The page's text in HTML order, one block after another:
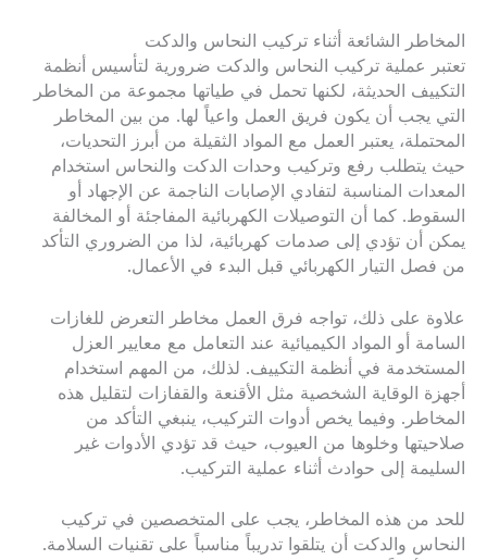
المخاطر الشائعة أثناء تركيب النحاس والدكت
تعتبر عملية تركيب النحاس والدكت ضرورية لتأسيس أنظمة
التكييف الحديثة، لكنها تحمل في طياتها مجموعة من المخاطر
التي يجب أن يكون فريق العمل واعياً لها. من بين المخاطر
المحتملة، يعتبر العمل مع المواد الثقيلة من أبرز التحديات،
حيث يتطلب رفع وتركيب وحدات الدكت والنحاس استخدام
المعدات المناسبة لتفادي الإصابات الناجمة عن الإجهاد أو
السقوط. كما أن التوصيلات الكهربائية المفاجئة أو المخالفة
يمكن أن تؤدي إلى صدمات كهربائية، لذا من الضروري التأكد
من فصل التيار الكهربائي قبل البدء في الأعمال.
علاوة على ذلك، تواجه فرق العمل مخاطر التعرض للغازات
السامة أو المواد الكيميائية عند التعامل مع معايير العزل
المستخدمة في أنظمة التكييف. لذلك، من المهم استخدام
أجهزة الوقاية الشخصية مثل الأقنعة والقفازات لتقليل هذه
المخاطر. وفيما يخص أدوات التركيب، ينبغي التأكد من
صلاحيتها وخلوها من العيوب، حيث قد تؤدي الأدوات غير
السليمة إلى حوادث أثناء عملية التركيب.
للحد من هذه المخاطر، يجب على المتخصصين في تركيب
النحاس والدكت أن يتلقوا تدريباً مناسباً على تقنيات السلامة.